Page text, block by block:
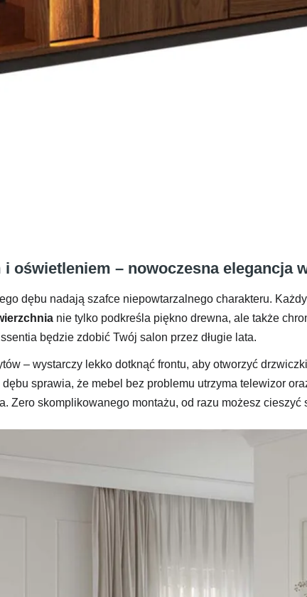
oświetleniem – nowoczesna elegancja
dębu nadają szafce niepowtarzalnego charakteru.
nie tylko podkreśla piękno drewna, ale także
będzie zdobić Twój salon przez długie lata.
– wystarczy lekko dotknąć frontu, aby otworzyć
sprawia, że mebel bez problemu utrzyma telewizor
Zero skomplikowanego montażu, od razu możesz cieszyć